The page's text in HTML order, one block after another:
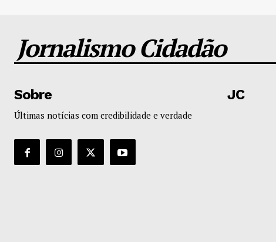
Jornalismo Cidadão
Sobre
Últimas notícias com credibilidade e verdade
JC